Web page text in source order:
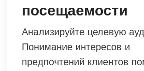
посещаемости
Анализируйте целевую
Понимание интересов и
предпочтений клиентов